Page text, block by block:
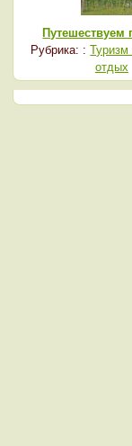
Путешествуем
Рубрика: :Туризм
отдых